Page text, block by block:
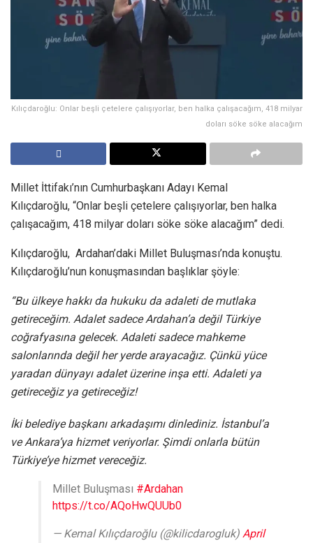
Kılıçdaroğlu: Onlar beşli çetelere çalışıyorlar, ben halka çalışacağım, 418 milyar
doları söke söke alacağım
Millet İttifakı’nın Cumhurbaşkanı Adayı Kemal
Kılıçdaroğlu, “Onlar beşli çetelere çalışıyorlar, ben halka
çalışacağım, 418 milyar doları söke söke alacağım” dedi.
Kılıçdaroğlu, Ardahan’daki Millet Buluşması’nda konuştu.
Kılıçdaroğlu’nun konuşmasından başlıklar şöyle:
“Bu ülkeye hakkı da hukuku da adaleti de mutlaka
getireceğim. Adalet sadece Ardahan’a değil Türkiye
coğrafyasına gelecek. Adaleti sadece mahkeme
salonlarında değil her yerde arayacağız. Çünkü yüce
yaradan dünyayı adalet üzerine inşa etti. Adaleti ya
getireceğiz ya getireceğiz!
İki belediye başkanı arkadaşımı dinlediniz. İstanbul’a
ve Ankara’ya hizmet veriyorlar. Şimdi onlarla bütün
Türkiye’ye hizmet vereceğiz.
Millet Buluşması #Ardahan
https://t.co/AQoHwQUUb0
— Kemal Kılıçdaroğlu (@kilicdarogluk) April